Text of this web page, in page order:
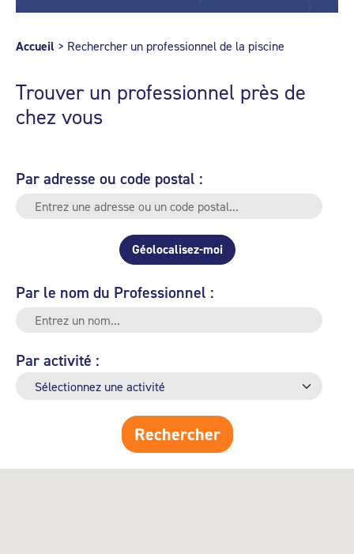
Accueil > Rechercher un professionnel de la piscine
Trouver un professionnel près de
chez vous
Par adresse ou code postal :
Géolocalisez-moi
Par le nom du Professionnel :
Par activité :